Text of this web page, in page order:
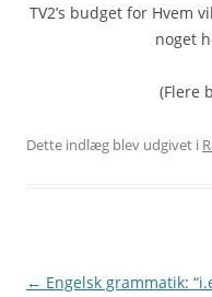
TV2’s budget for
noget
(Flere
Dette indlæg blev udgivet i
Indlægsnavigation
← Engelsk grammatik: